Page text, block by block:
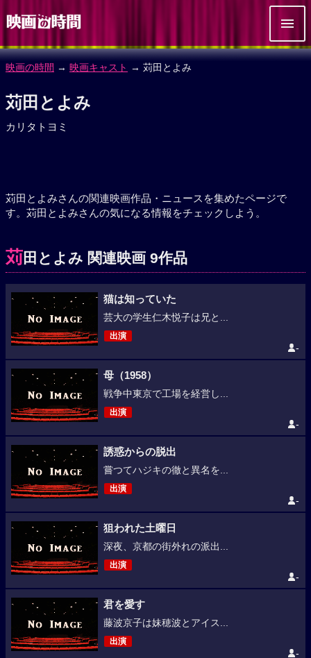
映画の時間 → 映画キャスト → 苅田とよみ
苅田とよみ
カリタトヨミ
苅田とよみさんの関連映画作品・ニュースを集めたページで
す。苅田とよみさんの気になる情報をチェックしよう。
苅田とよみ 関連映画 9作品
猫は知っていた
芸大の学生仁木悦子は兄と...
出演
-
母（1958）
戦争中東京で工場を経営し...
出演
-
誘惑からの脱出
嘗つてハジキの徹と異名を...
出演
-
狙われた土曜日
深夜、京都の街外れの派出...
出演
-
君を愛す
藤波京子は妹穂波とアイス...
出演
-